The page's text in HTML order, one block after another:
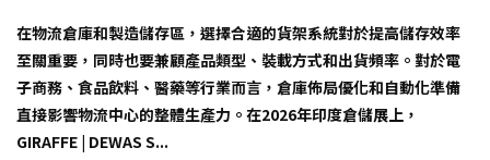
在物流倉庫和製造儲存區，選擇合適的貨架系統對於提高儲存效率
至關重要，同時也要兼顧產品類型、裝載方式和出貨頻率。對於電
子商務、食品飲料、醫藥等行業而言，倉庫佈局優化和自動化準備
直接影響物流中心的整體生產力。在2026年印度倉儲展上，
GIRAFFE | DEWAS S...